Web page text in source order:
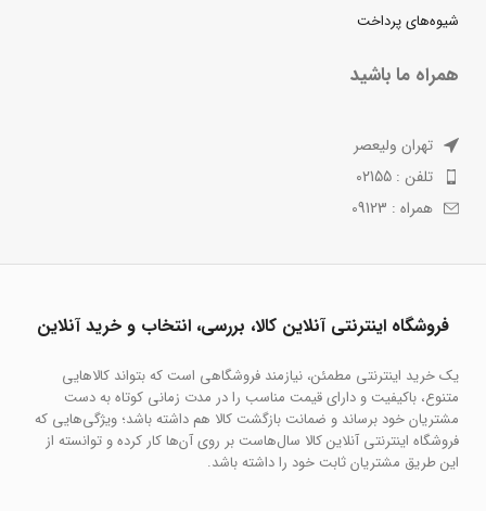
شیوه‌های پرداخت
همراه ما باشید
تهران ولیعصر
تلفن : 02155
همراه : 09123
فروشگاه اینترنتی آنلاین کالا، بررسی، انتخاب و خرید آنلاین
یک خرید اینترنتی مطمئن، نیازمند فروشگاهی است که بتواند کالاهایی
متنوع، باکیفیت و دارای قیمت مناسب را در مدت زمانی کوتاه به دست
مشتریان خود برساند و ضمانت بازگشت کالا هم داشته باشد؛ ویژگی‌هایی که
فروشگاه اینترنتی آنلاین کالا سال‌هاست بر روی آن‌ها کار کرده و توانسته از
این طریق مشتریان ثابت خود را داشته باشد.